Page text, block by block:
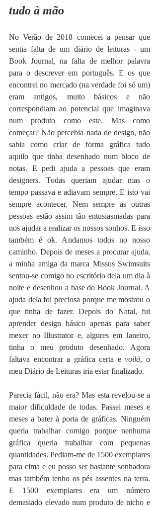
tudo à mão
No Verão de 2018 comecei a pensar que
sentia falta de um diário de leituras - um
Book Journal, na falta de melhor palavra
para o descrever em português. E os que
encontrei no mercado (na verdade foi só um)
eram antigos, muito básicos e não
correspondiam ao potencial que imaginava
num produto como este. Mas como
começar? Não percebia nada de design, não
sabia como criar de forma gráfica tudo
aquilo que tinha desenhado num bloco de
notas. E pedi ajuda a pessoas que eram
designers. Todas queriam ajudar mas o
tempo passava e adiavam sempre. E isto vai
sempre acontecer. Nem sempre as outras
pessoas estão assim tão entusiasmadas para
nos ajudar a realizar os nossos sonhos. E isso
também é ok. Andamos todos no nosso
caminho. Depois de meses a procurar ajuda,
a minha amiga da marca Missus Swimsuits
sentou-se comigo no escritório dela um dia à
noite e desenhou a base do Book Journal. A
ajuda dela foi preciosa porque me mostrou o
que tinha de fazer. Depois do Natal, fui
aprender design básico apenas para saber
mexer no Illustrator e, algures em Janeiro,
tinha o meu produto desenhado. Agora
faltava encontrar a gráfica certa e voilá, o
meu Diário de Leituras iria estar finalizado.
Parecia fácil, não era? Mas esta revelou-se a
maior dificuldade de todas. Passei meses e
meses a bater à porta de gráficas. Ninguém
queria trabalhar comigo porque nenhuma
gráfica queria trabalhar com pequenas
quantidades. Pediam-me de 1500 exemplares
para cima e eu posso ser bastante sonhadora
mas também tenho os pés assentes na terra.
E 1500 exemplares era um número
demasiado elevado num produto de nicho e